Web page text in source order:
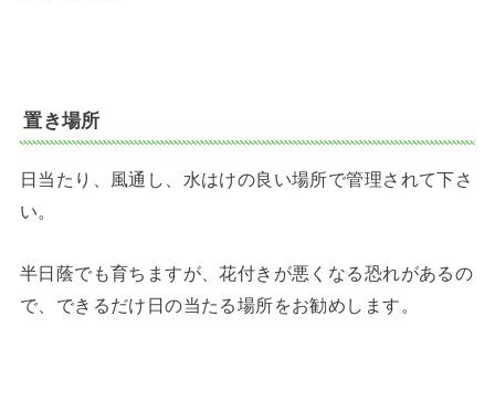
置き場所
日当たり、風通し、水はけの良い場所で管理されて下さ
い。
半日蔭でも育ちますが、花付きが悪くなる恐れがあるの
で、できるだけ日の当たる場所をお勧めします。